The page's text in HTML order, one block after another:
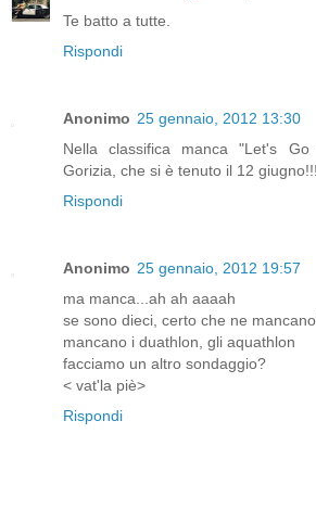
Te batto a tutte.
Rispondi
Anonimo 25 gennaio, 2012 13:30
Nella classifica manca "Let's
Gorizia, che si è tenuto il 12 giugno!!!
Rispondi
Anonimo 25 gennaio, 2012 19:57
ma manca...ah ah aaaah
se sono dieci, certo che ne
mancano i duathlon, gli aquathlon
facciamo un altro sondaggio?
< vat'la piè>
Rispondi